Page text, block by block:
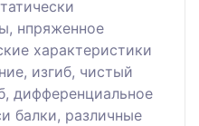
нпряженное
характеристики
изгиб, чистый
дифференциальное
балки, различные